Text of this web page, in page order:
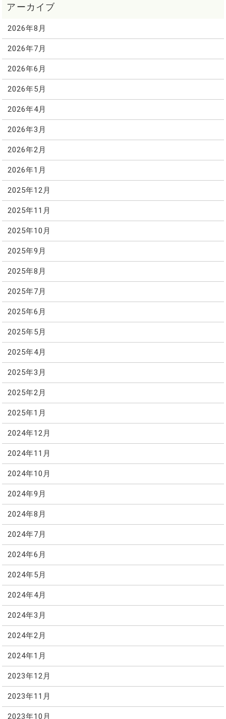
2026年8月
2026年7月
2026年6月
2026年5月
2026年4月
2026年3月
2026年2月
2026年1月
2025年12月
2025年11月
2025年10月
2025年9月
2025年8月
2025年7月
2025年6月
2025年5月
2025年4月
2025年3月
2025年2月
2025年1月
2024年12月
2024年11月
2024年10月
2024年9月
2024年8月
2024年7月
2024年6月
2024年5月
2024年4月
2024年3月
2024年2月
2024年1月
2023年12月
2023年11月
2023年10月